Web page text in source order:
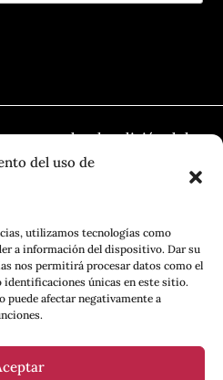
del uso de
utilizamos tecnologías como
a información del dispositivo. Dar su
nos permitirá procesar datos como el
únicas en este sitio.
afectar negativamente a
una ayuda a la edición del
a través de la Dirección
Cómic y de la Lectura